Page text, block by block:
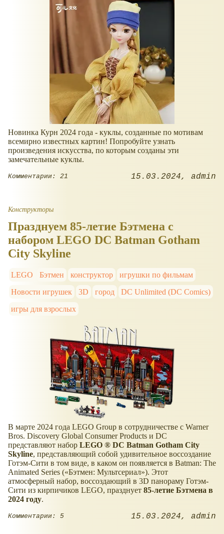
Новинка Курн 2024 года - куклы, созданные по мотивам
всемирно известных картин! Попробуйте узнать
произведения искусства, по которым созданы эти
замечательные куклы.
Комментарии: 21 15.03.2024 admin
Конструкторы
Празднуем 85-летие Бэтмена с
набором LEGO DC Batman Gotham
City Skyline
LEGO Бэтмен конструктор
игрушки по фильмам
Новости игрушек
3D город
DC Unlimited (DC Comics)
игры для взрослых
В марте 2024 года LEGO Group в сотрудничестве с Warner
Bros. Discovery Global Consumer Products и DC
представляют набор LEGO ® DC Batman Gotham City
Skyline, представляющий собой удивительное воссоздание
Готэм-Сити в том виде, в каком он появляется в Batman: The
Animated Series ( Бэтмен: Мультсериал ). Этот
атмосферный набор, воссоздающий в 3D панораму Готэм-
Сити из кирпичиков LEGO, празднует 85-летие Бэтмена в
2024 году.
Комментарии: 5 15.03.2024 admin